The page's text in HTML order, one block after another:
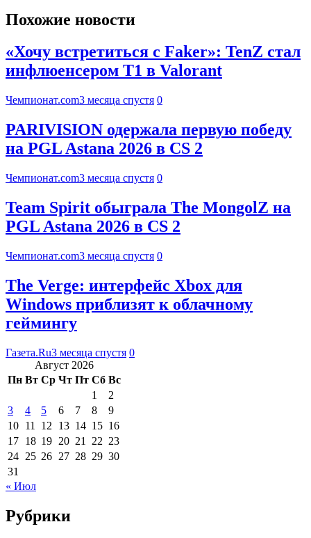
Похожие новости
«Хочу встретиться с Faker»: TenZ стал
инфлюенсером T1 в Valorant
Чемпионат.com3 месяца спустя 0
PARIVISION одержала первую победу
на PGL Astana 2026 в CS 2
Чемпионат.com3 месяца спустя 0
Team Spirit обыграла The MongolZ на
PGL Astana 2026 в CS 2
Чемпионат.com3 месяца спустя 0
The Verge: интерфейс Xbox для
Windows приблизят к облачному
геймингу
Газета.Ru3 месяца спустя 0
Август 2026
Пн Вт Ср Чт Пт Сб Вс
1
2
3
4 5 6 7 8
9
10 11 12 13 14 15 16
17 18 19 20 21 22 23
24 25 26 27 28 29 30
31
« Июл
Рубрики